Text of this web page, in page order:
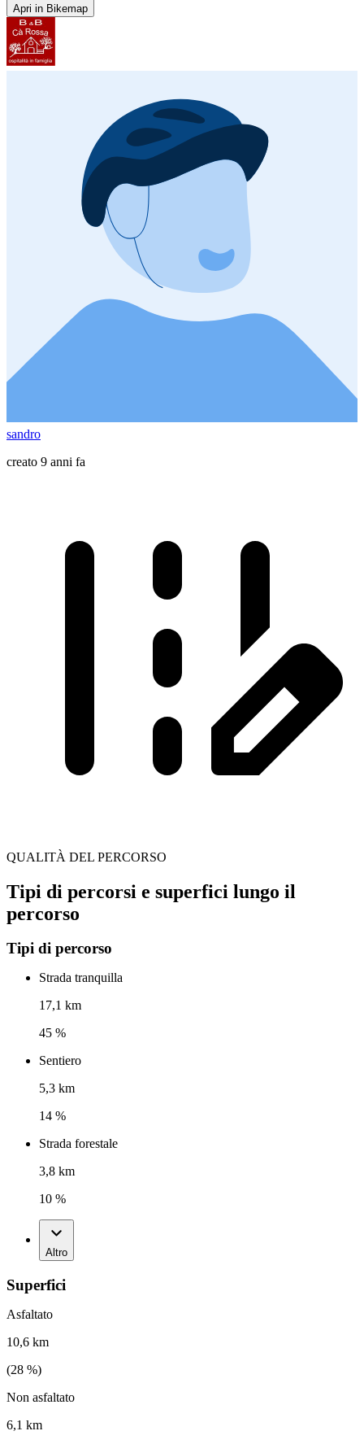
Apri in Bikemap
sandro
creato 9 anni fa
QUALITÀ DEL PERCORSO
Tipi di percorsi e superfici lungo il
percorso
Tipi di percorso
Strada tranquilla
17,1 km
45 %
Sentiero
5,3 km
14 %
Strada forestale
3,8 km
10 %
Altro
Superfici
Asfaltato
10,6 km
(28 %)
Non asfaltato
6,1 km